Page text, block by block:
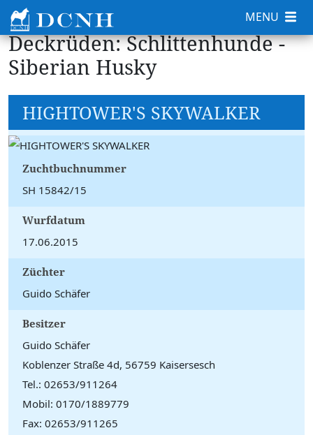
Deckrüden: Schlittenhunde -
Siberian Husky
HIGHTOWER'S SKYWALKER
Zuchtbuchnummer
SH 15842/15
Wurfdatum
17.06.2015
Züchter
Guido Schäfer
Besitzer
Guido Schäfer
Koblenzer Straße 4d, 56759 Kaisersesch
Tel.: 02653/911264
Mobil: 0170/1889779
Fax: 02653/911265
MENU